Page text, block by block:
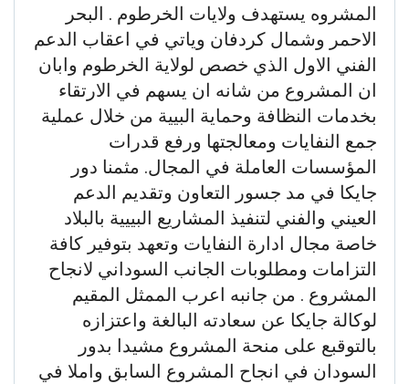
المشروه يستهدف ولايات الخرطوم . البحر
الاحمر وشمال كردفان وياتي في اعقاب الدعم
الفني الاول الذي خصص لولاية الخرطوم وابان
ان المشروع من شانه ان يسهم في الارتقاء
بخدمات النظافة وحماية البيية من خلال عملية
جمع النفايات ومعالجتها ورفع قدرات
المؤسسات العاملة في المجال. مثمنا دور
جايكا في مد جسور التعاون وتقديم الدعم
العيني والفني لتنفيذ المشاريع البييية بالبلاد
خاصة مجال ادارة النفايات وتعهد بتوفير كافة
التزامات ومطلوبات الجانب السوداني لانجاح
المشروع . من جانبه اعرب الممثل المقيم
لوكالة جايكا عن سعادته البالغة واعتزازه
بالتوقبع على منحة المشروع مشيدا بدور
السودان في انجاح المشروع السابق واملا في